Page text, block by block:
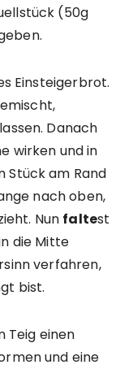
(50g
Einsteigerbrot.
Danach
wirken und in
Stück am Rand
nach oben,
Nun faltest
die Mitte
verfahren,
bist.
Teig einen
und eine